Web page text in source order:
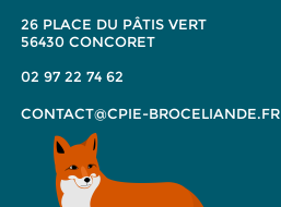
26 PLACE DU PÂTIS VERT
56430 CONCORET
02 97 22 74 62
CONTACT@CPIE-BROCELIANDE.FR